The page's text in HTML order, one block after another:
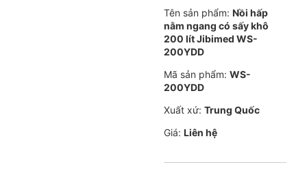
Tên sản phẩm: Nồi hấp
nằm ngang có sấy khô
200 lít Jibimed WS-
200YDD
Mã sản phẩm: WS-
200YDD
Xuất xứ: Trung Quốc
Giá: Liên hệ